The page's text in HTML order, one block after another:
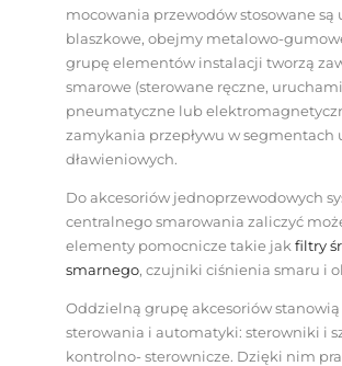
mocowania przewodów stosowane są
blaszkowe, obejmy metalowo-
grupę elementów instalacji tworzą
smarowe (sterowane ręczne,
pneumatyczne lub
zamykania przepływu w segmentach
dławieniowych.
Do akcesoriów jednoprzewodowych
centralnego smarowania zaliczyć
elementy pomocnicze takie jak filtry
smarnego, czujniki ciśnienia smaru i
Oddzielną grupę akcesoriów
sterowania i automatyki: sterowniki i
kontrolno- sterownicze. Dzięki nim